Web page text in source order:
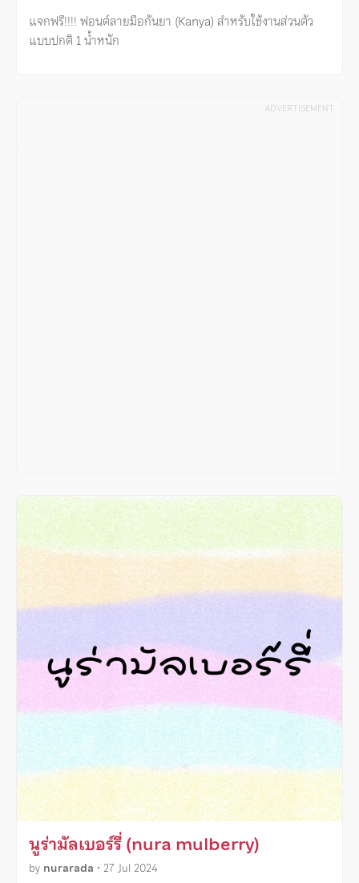
แจกฟรี!!!! ฟอนต์ลายมือกันยา (Kanya) สำหรับใช้งานส่วนตัว
แบบปกติ 1 น้ำหนัก
นูร่ามัลเบอร์รี่ (nura mulberry)
by nurarada • 27 Jul 2024